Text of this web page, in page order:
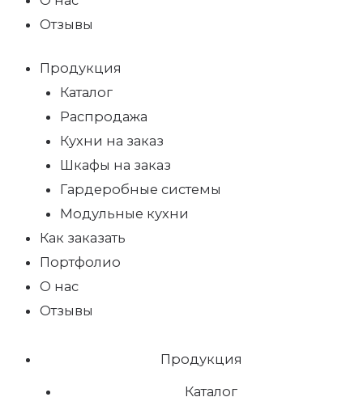
Отзывы
Продукция
Каталог
Распродажа
Кухни на заказ
Шкафы на заказ
Гардеробные системы
Модульные кухни
Как заказать
Портфолио
О нас
Отзывы
Продукция
Каталог